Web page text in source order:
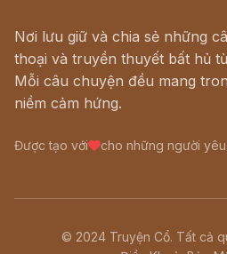
Nơi lưu giữ và chia sẻ những
thoại và truyền thuyết bất hủ
Mỗi câu chuyện đều mang
niềm cảm hứng.
Được tạo với cho những người
© 2024 Truyện Cổ. Tất cả